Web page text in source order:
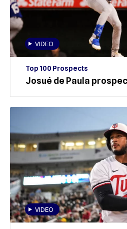
VIDEO
Top 100 Prospects
Josué de Paula
VIDEO